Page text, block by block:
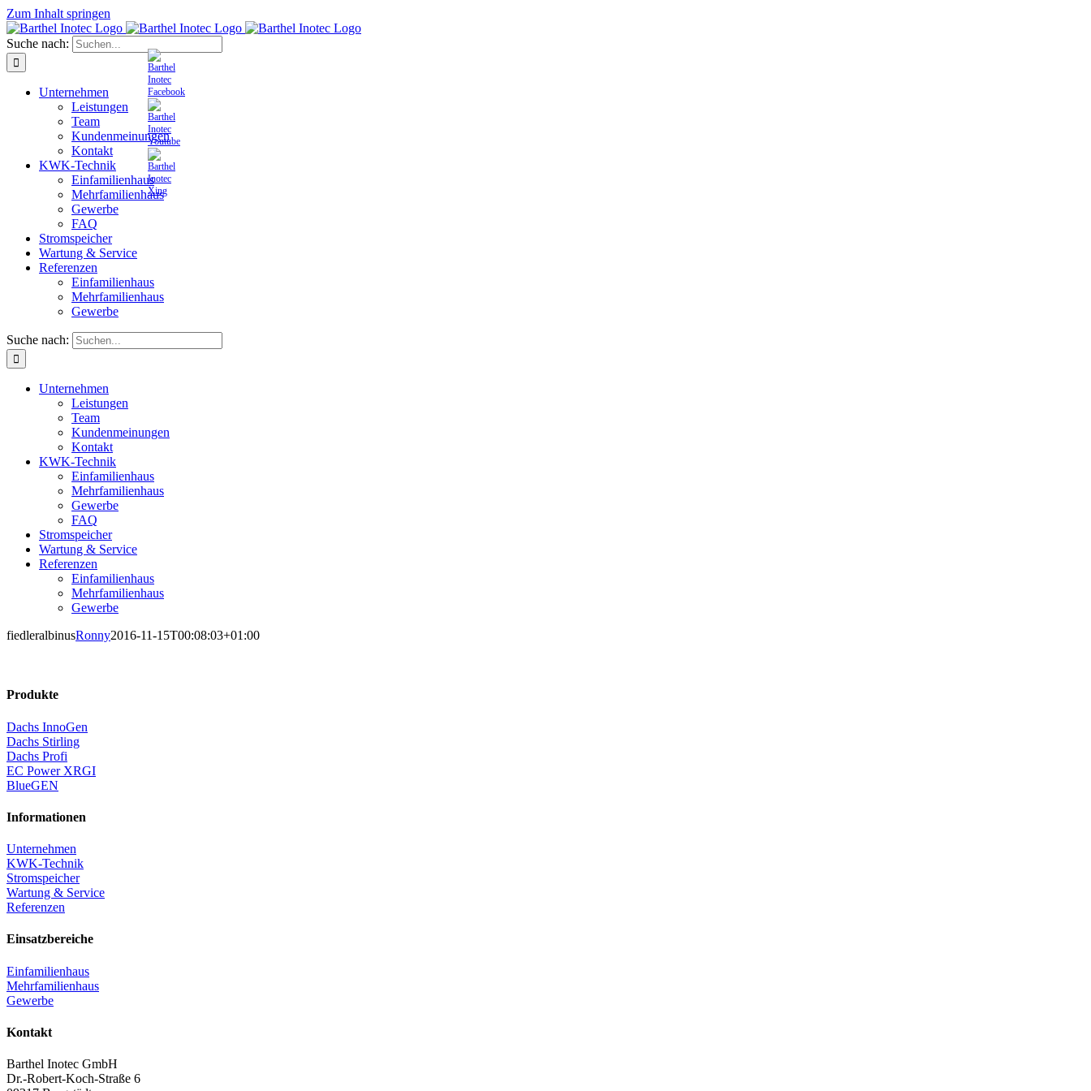
Zum Inhalt springen
Suche nach:
Unternehmen
Leistungen
Team
Kundenmeinungen
Kontakt
KWK-Technik
Einfamilienhaus
Mehrfamilienhaus
Gewerbe
FAQ
Stromspeicher
Wartung & Service
Referenzen
Einfamilienhaus
Mehrfamilienhaus
Gewerbe
Suche nach:
Unternehmen
Leistungen
Team
Kundenmeinungen
Kontakt
KWK-Technik
Einfamilienhaus
Mehrfamilienhaus
Gewerbe
FAQ
Stromspeicher
Wartung & Service
Referenzen
Einfamilienhaus
Mehrfamilienhaus
Gewerbe
fiedleralbinusRonny2016-11-15T00:08:03+01:00
Produkte
Dachs InnoGen
Dachs Stirling
Dachs Profi
EC Power XRGI
BlueGEN
Informationen
Unternehmen
KWK-Technik
Stromspeicher
Wartung & Service
Referenzen
Einsatzbereiche
Einfamilienhaus
Mehrfamilienhaus
Gewerbe
Kontakt
Barthel Inotec GmbH
Dr.-Robert-Koch-Straße 6